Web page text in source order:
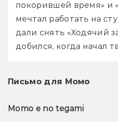
покорившей время» и
мечтал работать на
дали снять «Ходячий
добился, когда начал
Письмо для Момо
Momo e no tegami